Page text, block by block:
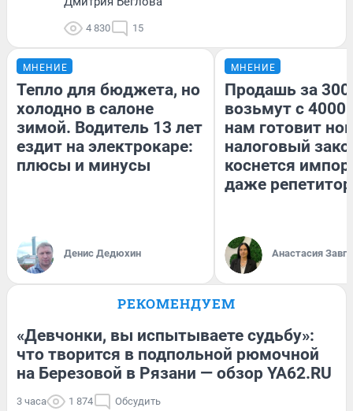
4 830 15
МНЕНИЕ
Тепло для бюджета, но
холодно в салоне
зимой. Водитель 13 лет
ездит на электрокаре:
плюсы и минусы
Денис Дедюхин
МНЕНИЕ
Продашь за
возьмут с
нам готовит
налоговый
коснется
даже
Анастасия
РЕКОМЕНДУЕМ
«Девчонки, вы испытываете судьбу»:
что творится в подпольной рюмочной
на Березовой в Рязани — обзор YA62.RU
3 часа 1 874 Обсудить